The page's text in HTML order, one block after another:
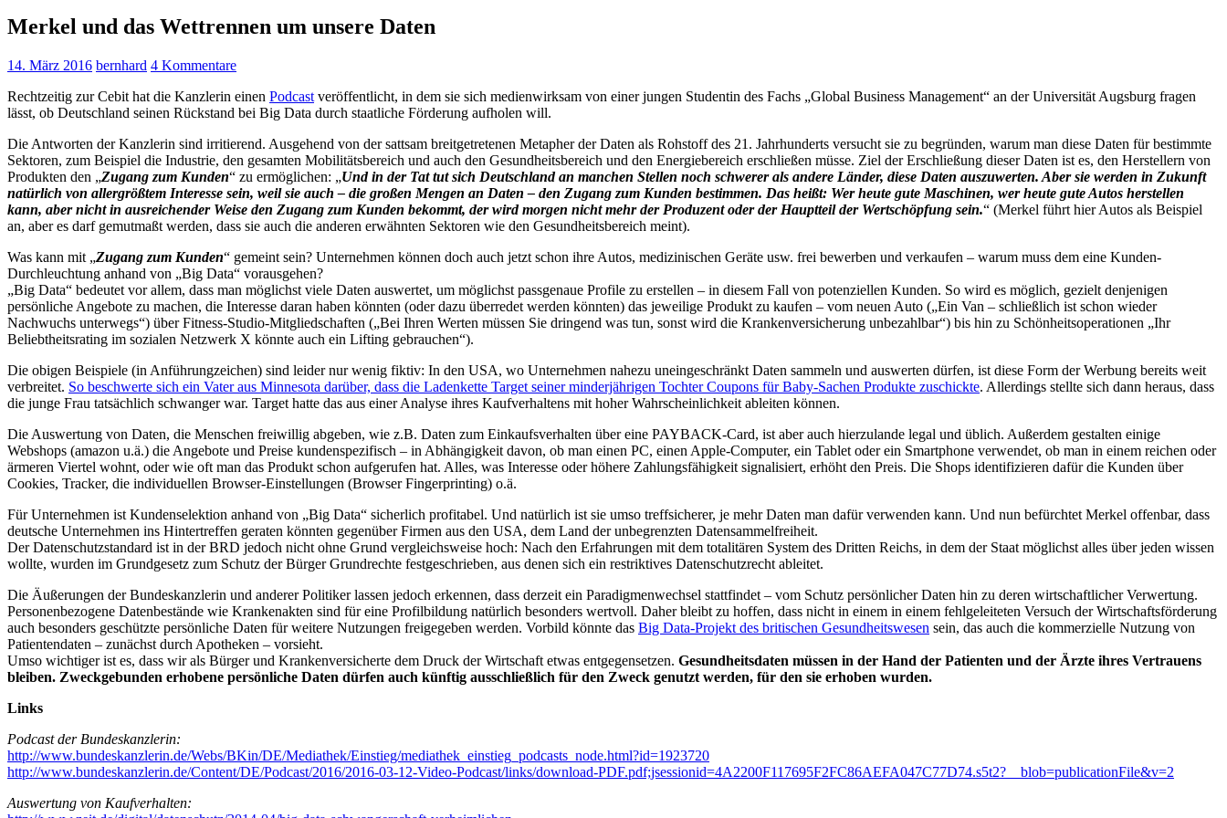
Merkel und das Wettrennen um unsere Daten
14. März 2016 bernhard 4 Kommentare
Rechtzeitig zur Cebit hat die Kanzlerin einen Podcast veröffentlicht, in dem sie sich medienwirksam von einer jungen Studentin des Fachs „Global Business Management“ an der Universität Augsburg fragen
lässt, ob Deutschland seinen Rückstand bei Big Data durch staatliche Förderung aufholen will.
Die Antworten der Kanzlerin sind irritierend. Ausgehend von der sattsam breitgetretenen Metapher der Daten als Rohstoff des 21. Jahrhunderts versucht sie zu begründen, warum man diese Daten für bestimmte
Sektoren, zum Beispiel die Industrie, den gesamten Mobilitätsbereich und auch den Gesundheitsbereich und den Energiebereich erschließen müsse. Ziel der Erschließung dieser Daten ist es, den Herstellern von
Produkten den „Zugang zum Kunden“ zu ermöglichen: „Und in der Tat tut sich Deutschland an manchen Stellen noch schwerer als andere Länder, diese Daten auszuwerten. Aber sie werden in Zukunft
natürlich von allergrößtem Interesse sein, weil sie auch – die großen Mengen an Daten – den Zugang zum Kunden bestimmen. Das heißt: Wer heute gute Maschinen, wer heute gute Autos herstellen
kann, aber nicht in ausreichender Weise den Zugang zum Kunden bekommt, der wird morgen nicht mehr der Produzent oder der Hauptteil der Wertschöpfung sein.“ (Merkel führt hier Autos als Beispiel
an, aber es darf gemutmaßt werden, dass sie auch die anderen erwähnten Sektoren wie den Gesundheitsbereich meint).
Was kann mit „Zugang zum Kunden“ gemeint sein? Unternehmen können doch auch jetzt schon ihre Autos, medizinischen Geräte usw. frei bewerben und verkaufen – warum muss dem eine Kunden-
Durchleuchtung anhand von „Big Data“ vorausgehen?
„Big Data“ bedeutet vor allem, dass man möglichst viele Daten auswertet, um möglichst passgenaue Profile zu erstellen – in diesem Fall von potenziellen Kunden. So wird es möglich, gezielt denjenigen
persönliche Angebote zu machen, die Interesse daran haben könnten (oder dazu überredet werden könnten) das jeweilige Produkt zu kaufen – vom neuen Auto („Ein Van – schließlich ist schon wieder
Nachwuchs unterwegs“) über Fitness-Studio-Mitgliedschaften („Bei Ihren Werten müssen Sie dringend was tun, sonst wird die Krankenversicherung unbezahlbar“) bis hin zu Schönheitsoperationen „Ihr
Beliebtheitsrating im sozialen Netzwerk X könnte auch ein Lifting gebrauchen“).
Die obigen Beispiele (in Anführungzeichen) sind leider nur wenig fiktiv: In den USA, wo Unternehmen nahezu uneingeschränkt Daten sammeln und auswerten dürfen, ist diese Form der Werbung bereits weit
verbreitet. So beschwerte sich ein Vater aus Minnesota darüber, dass die Ladenkette Target seiner minderjährigen Tochter Coupons für Baby-Sachen Produkte zuschickte. Allerdings stellte sich dann heraus, dass
die junge Frau tatsächlich schwanger war. Target hatte das aus einer Analyse ihres Kaufverhaltens mit hoher Wahrscheinlichkeit ableiten können.
Die Auswertung von Daten, die Menschen freiwillig abgeben, wie z.B. Daten zum Einkaufsverhalten über eine PAYBACK-Card, ist aber auch hierzulande legal und üblich. Außerdem gestalten einige
Webshops (amazon u.ä.) die Angebote und Preise kundenspezifisch – in Abhängigkeit davon, ob man einen PC, einen Apple-Computer, ein Tablet oder ein Smartphone verwendet, ob man in einem reichen oder
ärmeren Viertel wohnt, oder wie oft man das Produkt schon aufgerufen hat. Alles, was Interesse oder höhere Zahlungsfähigkeit signalisiert, erhöht den Preis. Die Shops identifizieren dafür die Kunden über
Cookies, Tracker, die individuellen Browser-Einstellungen (Browser Fingerprinting) o.ä.
Für Unternehmen ist Kundenselektion anhand von „Big Data“ sicherlich profitabel. Und natürlich ist sie umso treffsicherer, je mehr Daten man dafür verwenden kann. Und nun befürchtet Merkel offenbar, dass
deutsche Unternehmen ins Hintertreffen geraten könnten gegenüber Firmen aus den USA, dem Land der unbegrenzten Datensammelfreiheit.
Der Datenschutzstandard ist in der BRD jedoch nicht ohne Grund vergleichsweise hoch: Nach den Erfahrungen mit dem totalitären System des Dritten Reichs, in dem der Staat möglichst alles über jeden wissen
wollte, wurden im Grundgesetz zum Schutz der Bürger Grundrechte festgeschrieben, aus denen sich ein restriktives Datenschutzrecht ableitet.
Die Äußerungen der Bundeskanzlerin und anderer Politiker lassen jedoch erkennen, dass derzeit ein Paradigmenwechsel stattfindet – vom Schutz persönlicher Daten hin zu deren wirtschaftlicher Verwertung.
Personenbezogene Datenbestände wie Krankenakten sind für eine Profilbildung natürlich besonders wertvoll. Daher bleibt zu hoffen, dass nicht in einem in einem fehlgeleiteten Versuch der Wirtschaftsförderung
auch besonders geschützte persönliche Daten für weitere Nutzungen freigegeben werden. Vorbild könnte das Big Data-Projekt des britischen Gesundheitswesen sein, das auch die kommerzielle Nutzung von
Patientendaten – zunächst durch Apotheken – vorsieht.
Umso wichtiger ist es, dass wir als Bürger und Krankenversicherte dem Druck der Wirtschaft etwas entgegensetzen. Gesundheitsdaten müssen in der Hand der Patienten und der Ärzte ihres Vertrauens
bleiben. Zweckgebunden erhobene persönliche Daten dürfen auch künftig ausschließlich für den Zweck genutzt werden, für den sie erhoben wurden.
Links
Podcast der Bundeskanzlerin:
http://www.bundeskanzlerin.de/Webs/BKin/DE/Mediathek/Einstieg/mediathek_einstieg_podcasts_node.html?id=1923720
http://www.bundeskanzlerin.de/Content/DE/Podcast/2016/2016-03-12-Video-Podcast/links/download-PDF.pdf;jsessionid=4A2200F117695F2FC86AEFA047C77D74.s5t2?__blob=publicationFile&v=2
Auswertung von Kaufverhalten: